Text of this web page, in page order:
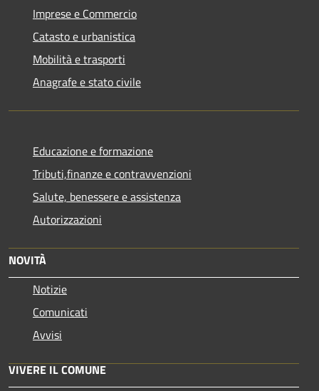
Imprese e Commercio
Catasto e urbanistica
Mobilità e trasporti
Anagrafe e stato civile
Educazione e formazione
Tributi,finanze e contravvenzioni
Salute, benessere e assistenza
Autorizzazioni
NOVITÀ
Notizie
Comunicati
Avvisi
VIVERE IL COMUNE